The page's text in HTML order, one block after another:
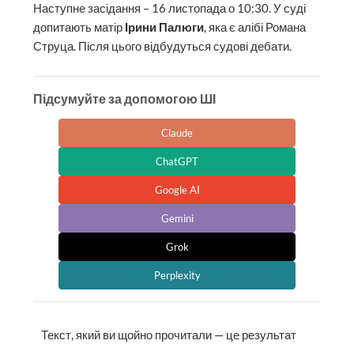
Наступне засідання – 16 листопада о 10:30. У суді
допитають матір Ірини Палюги, яка є алібі Романа
Струца. Після цього відбудуться судові дебати.
Підсумуйте за допомогою ШІ
Claude
ChatGPT
Google AI
Gemini
Grok
Perplexity
Текст, який ви щойно прочитали — це результат